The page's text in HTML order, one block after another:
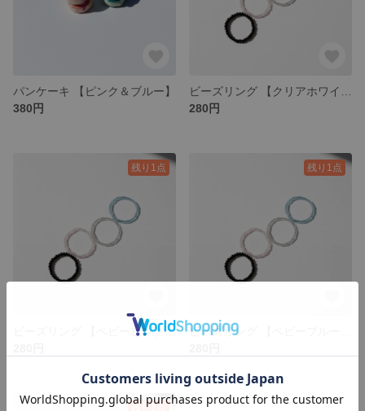
パンケーキ 【ピンク＆ブルー】
380円
280円
残り1点
ビーズリング 【ベビーピンク×1】
残り1点
残り1点